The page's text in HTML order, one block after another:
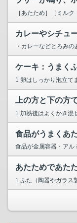
［あたため］［ミルク
・カレーなどとろみ
ケーキ：うまく
1 卵はしっかり泡立て
上の方と下の方
1 加熱後はよくかき混
食品がうまくあ
食品が金属容器・アル
あたためであた
1 ふた（陶器やガラス